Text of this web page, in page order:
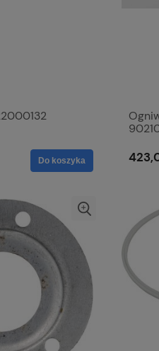
Do koszyka